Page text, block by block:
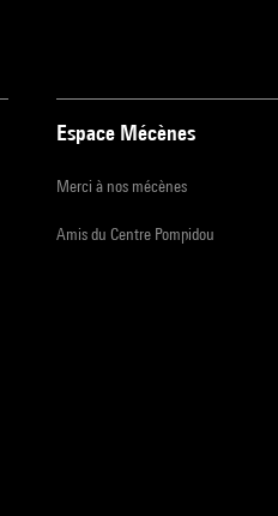
Espace Mécènes
Merci à nos mécènes
Amis du Centre Pompidou